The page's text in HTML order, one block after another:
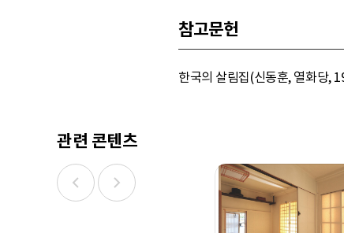
참고문헌
한국의 살림집(신동훈, 열화당,
관련 콘텐츠